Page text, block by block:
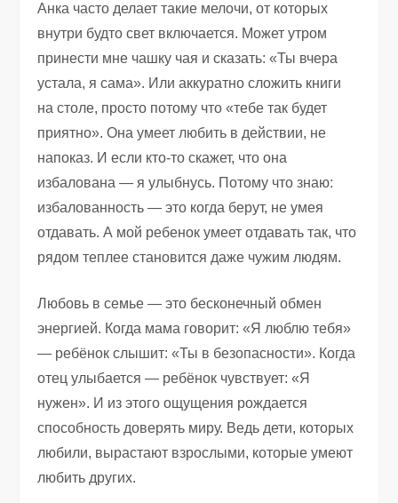
Анка часто делает такие мелочи, от которых
внутри будто свет включается. Может утром
принести мне чашку чая и сказать: «Ты вчера
устала, я сама». Или аккуратно сложить книги
на столе, просто потому что «тебе так будет
приятно». Она умеет любить в действии, не
напоказ. И если кто-то скажет, что она
избалована — я улыбнусь. Потому что знаю:
избалованность — это когда берут, не умея
отдавать. А мой ребенок умеет отдавать так, что
рядом теплее становится даже чужим людям.
Любовь в семье — это бесконечный обмен
энергией. Когда мама говорит: «Я люблю тебя»
— ребёнок слышит: «Ты в безопасности». Когда
отец улыбается — ребёнок чувствует: «Я
нужен». И из этого ощущения рождается
способность доверять миру. Ведь дети, которых
любили, вырастают взрослыми, которые умеют
любить других.